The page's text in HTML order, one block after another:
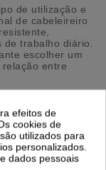
de utilização e
de cabeleireiro
trabalho diário.
escolher um
entre
tendem a secar
cabelos
BLDC ou
e
efeitos de
cookies de
utilizados para
personalizados.
dados pessoais